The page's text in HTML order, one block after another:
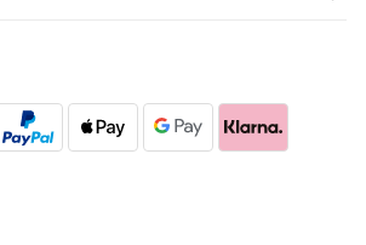
die Sonne scheint, können wir mit unserem
kostenlos Wärme erzeugen.Zu der
den Temperatursensor . Ob dieser haargenau
anzeigt, kann ich nicht wirklich sagen
die Messinstrumente. Jedoch wenn ich den
auf 21 °C stelle und diesen circa 2 m vom
den Tisch stelle, schaltet dieses entsprechend
ab, ohne dass es sich im Dauerbetrieb befindet
dass das Heizpaneel und der Thermostat sich